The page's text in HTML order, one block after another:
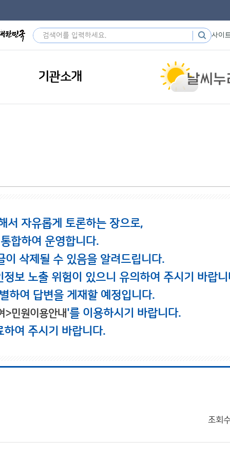
사이
기관소개
서 자유롭게 토론하는 장으로,
합하여 운영합니다.
삭제될 수 있음을 알려드립니다.
보 노출 위험이 있으니 유의하여 주시기 바랍니
하여 답변을 게재할 예정입니다.
>민원이용안내'를 이용하시기 바랍니다.
여 주시기 바랍니다.
조회